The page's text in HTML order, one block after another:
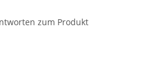
zum Produkt